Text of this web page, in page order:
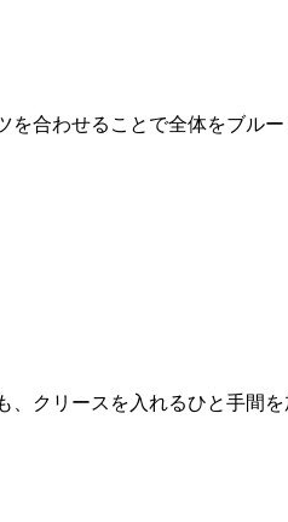
合わせることで全体をブル
クリースを入れるひと手間